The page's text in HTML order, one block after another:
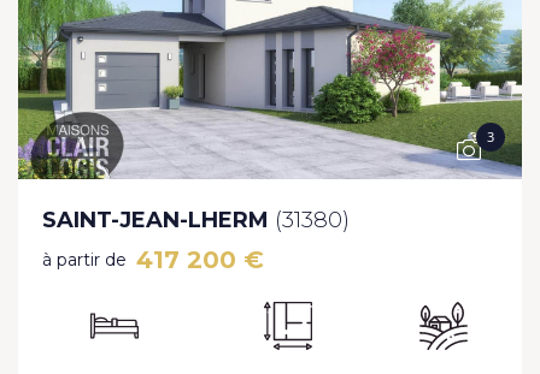
3
SAINT-JEAN-LHERM (31380)
à partir de 417 200 €